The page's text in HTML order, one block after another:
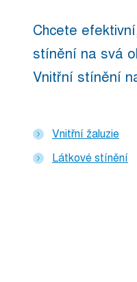
Chcete
stínění na svá
Vnitřní stínění
Vnitřní žaluzie
Látkové stínění